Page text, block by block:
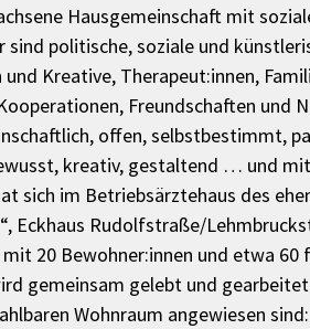
Hausgemeinschaft mit
sind politische, soziale und
Kreative, Therapeut:innen,
Freundschaften und
offen, selbstbestimmt,
kreativ, gestaltend … und mit
sich im Betriebsärztehaus des
Eckhaus Rudolfstraße/
20 Bewohner:innen und etwa
gemeinsam gelebt und
Wohnraum angewiesen